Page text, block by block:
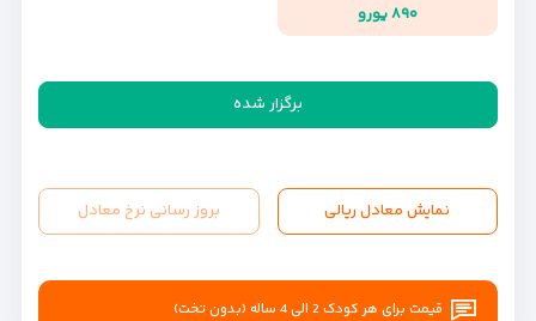
۸۹۰ یورو
برگزار شده
نمایش معادل ریالی بروز رسانی نرخ معادل
قیمت برای هر کودک 2 الی 4 ساله (بدون تخت)